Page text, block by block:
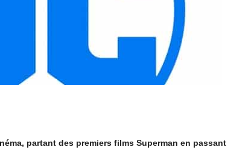
partant des premiers films Superman en passant